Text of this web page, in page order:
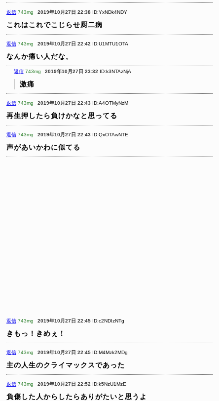
返信 743mg 2019年10月27日 22:38 ID:YxNDk4NDY
これはこれでこじらせ厨二病
返信 743mg 2019年10月27日 22:42 ID:U1MTU1OTA
なんか痛い人だな。
返信 743mg 2019年10月27日 23:32 ID:k3NTAzNjA
激痛
返信 743mg 2019年10月27日 22:43 ID:A4OTMyNzM
再生押したら負けかなと思ってる
返信 743mg 2019年10月27日 22:43 ID:QxOTAwNTE
声があいかわに似てる
返信 743mg 2019年10月27日 22:45 ID:c2NDIzNTg
きもっ！きめぇ！
返信 743mg 2019年10月27日 22:45 ID:M4Mzk2MDg
主の人生のクライマックスであった
返信 743mg 2019年10月27日 22:52 ID:k5NzU1MzE
負傷した人からしたらありがたいと思うよ